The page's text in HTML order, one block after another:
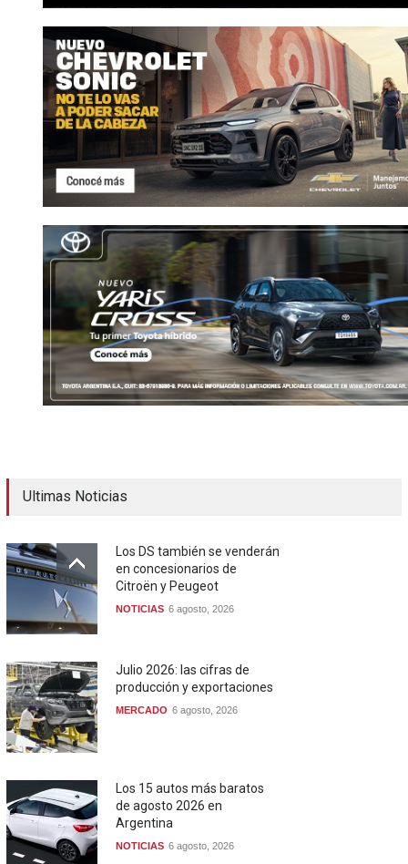
Ultimas Noticias
Los DS también se venderán
en concesionarios de
Citroën y Peugeot
NOTICIAS 6 agosto, 2026
Julio 2026: las cifras de
producción y exportaciones
MERCADO 6 agosto, 2026
Los 15 autos más baratos
de agosto 2026 en
Argentina
NOTICIAS 6 agosto, 2026